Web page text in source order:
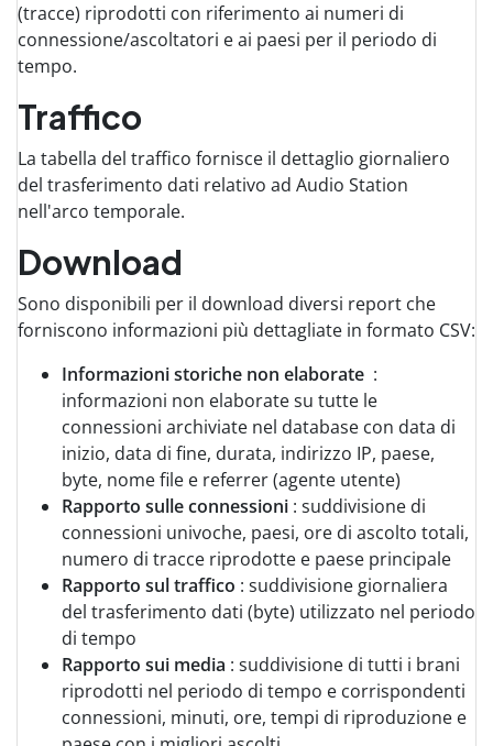
(tracce) riprodotti con riferimento ai numeri di
connessione/ascoltatori e ai paesi per il periodo di
tempo.
Traffico
La tabella del traffico fornisce il dettaglio giornaliero
del trasferimento dati relativo ad Audio Station
nell'arco temporale.
Download
Sono disponibili per il download diversi report che
forniscono informazioni più dettagliate in formato CSV:
Informazioni storiche non elaborate :
informazioni non elaborate su tutte le
connessioni archiviate nel database con data di
inizio, data di fine, durata, indirizzo IP, paese,
byte, nome file e referrer (agente utente)
Rapporto sulle connessioni : suddivisione di
connessioni univoche, paesi, ore di ascolto totali,
numero di tracce riprodotte e paese principale
Rapporto sul traffico : suddivisione giornaliera
del trasferimento dati (byte) utilizzato nel periodo
di tempo
Rapporto sui media : suddivisione di tutti i brani
riprodotti nel periodo di tempo e corrispondenti
connessioni, minuti, ore, tempi di riproduzione e